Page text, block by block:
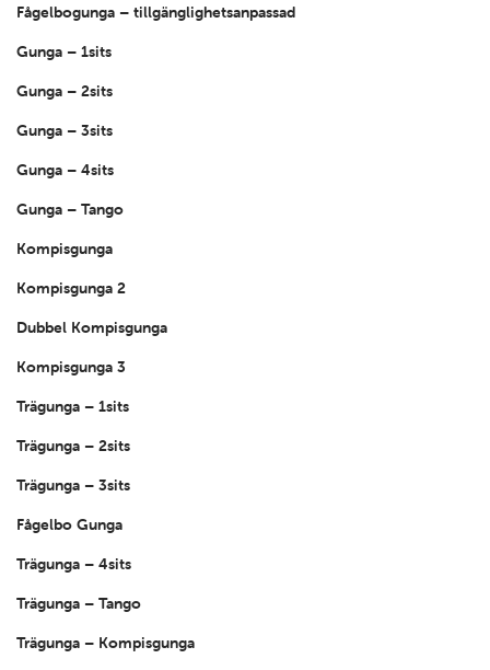
Fågelbogunga – tillgänglighetsanpassad
Gunga – 1sits
Gunga – 2sits
Gunga – 3sits
Gunga – 4sits
Gunga – Tango
Kompisgunga
Kompisgunga 2
Dubbel Kompisgunga
Kompisgunga 3
Trägunga – 1sits
Trägunga – 2sits
Trägunga – 3sits
Fågelbo Gunga
Trägunga – 4sits
Trägunga – Tango
Trägunga – Kompisgunga